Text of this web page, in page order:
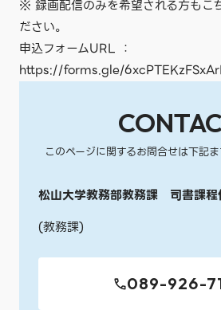
※ 録画配信のみを希望される方もこ
ださい。
申込フォームURL ：
https://forms.gle/
このページに関するお問合せは下記
松山大学教務部教務課 司書課程
(教務課)
089-926-